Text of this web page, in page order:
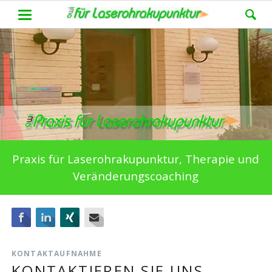
Praxis für Laserohrakupunktur, Therapie und
Veränderungscoaching
FacebookLinkedIn Xing
KONTAKTAUFNAHME